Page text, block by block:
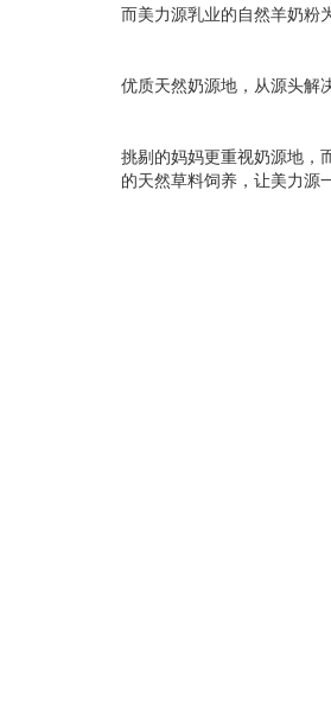
而美力源乳业的自然羊奶粉
优质天然奶源地，从源头解
挑剔的妈妈更重视奶源地，
的天然草料饲养，让美力源